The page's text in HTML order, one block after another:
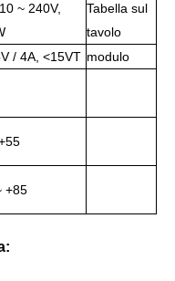
~ 240V,
Tabella sul
tavolo
/ 4A, <15VT modulo
+85